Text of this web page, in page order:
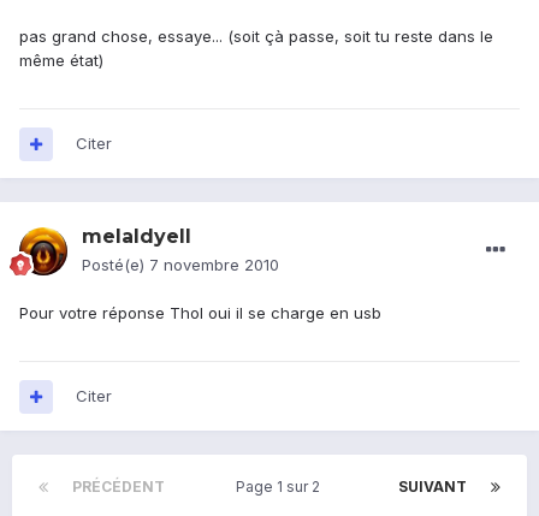
pas grand chose, essaye... (soit çà passe, soit tu reste dans le
même état)
Citer
melaldyell
Posté(e) 7 novembre 2010
Pour votre réponse Thol oui il se charge en usb
Citer
PRÉCÉDENT SUIVANT
Page 1 sur 2